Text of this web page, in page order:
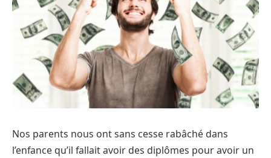
Nos parents nous ont sans cesse rabâché dans
l’enfance qu’il fallait avoir des diplômes pour avoir un